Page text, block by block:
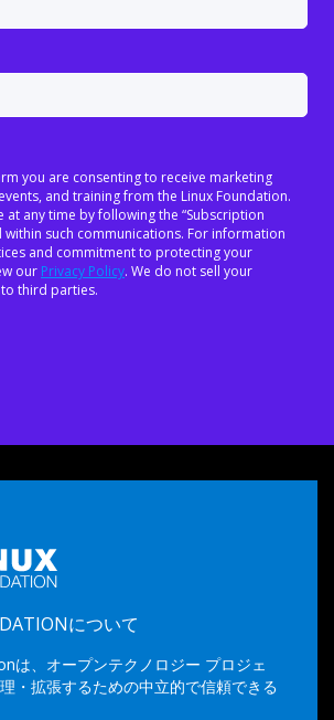
you are consenting to receive marketing
and training from the Linux Foundation.
at any time by following the “Subscription
within such communications. For information
and commitment to protecting your
our Privacy Policy. We do not sell your
third parties.
について
は、オープンテクノロジー プロジェ
・拡張するための中立的で信頼できる